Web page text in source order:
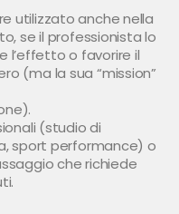
utilizzato anche nella
se il professionista lo
l’effetto o favorire il
(ma la sua “mission”
(studio di
sport performance) o
che richiede